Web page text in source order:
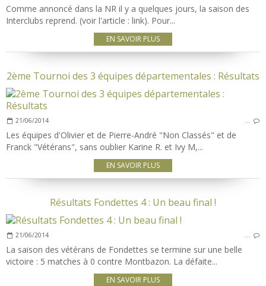
Comme annoncé dans la NR il y a quelques jours, la saison des
Interclubs reprend. (voir l'article : link). Pour...
EN SAVOIR PLUS
2ème Tournoi des 3 équipes départementales : Résultats
21/06/2014 …
Les équipes d'Olivier et de Pierre-André "Non Classés" et de
Franck "Vétérans", sans oublier Karine R. et Ivy M,...
EN SAVOIR PLUS
Résultats Fondettes 4 : Un beau final !
21/06/2014 …
La saison des vétérans de Fondettes se termine sur une belle
victoire : 5 matches à 0 contre Montbazon. La défaite...
EN SAVOIR PLUS